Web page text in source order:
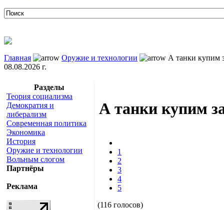
Главная Оружие и технологии
А танки купим
08.08.2026 г.
Разделы
Теория социализма
Демократия и
либерализм
Современная политика
Экономика
История
Оружие и технологии
Вольным слогом
Партнёры
Реклама
А танки купим
1
2
3
4
5
(116 голосов)